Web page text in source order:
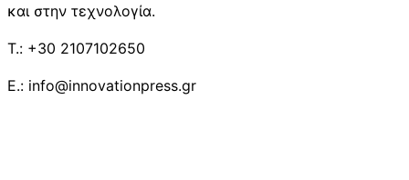
και στην τεχνολογία.
T.: +30 2107102650
E.: info@innovationpress.gr